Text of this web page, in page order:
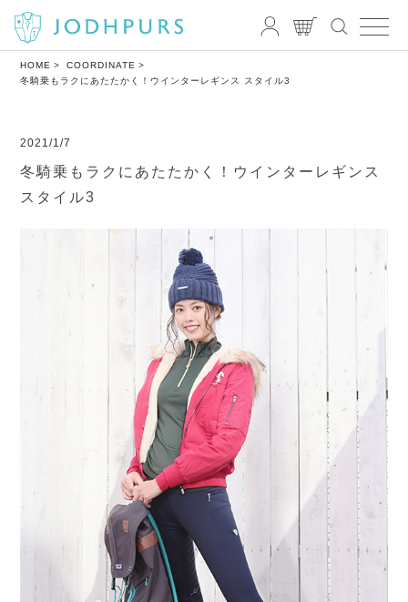
HOME
COORDINATE
冬騎乗もラクにあたたかく！ウインターレギンス スタイル3
2021/1/7
冬騎乗もラクにあたたかく！ウインターレギンス
スタイル3